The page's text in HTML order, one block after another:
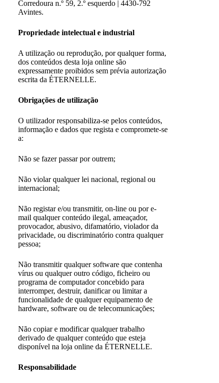
Corredoura n.º 59, 2.º esquerdo | 4430-792
Avintes.
Propriedade intelectual e industrial
A utilização ou reprodução, por qualquer forma,
dos conteúdos desta loja online são
expressamente proibidos sem prévia autorização
escrita da ÉTERNELLE.
Obrigações de utilização
O utilizador responsabiliza-se pelos conteúdos,
informação e dados que regista e compromete-se
a:
Não se fazer passar por outrem;
Não violar qualquer lei nacional, regional ou
internacional;
Não registar e/ou transmitir, on-line ou por e-
mail qualquer conteúdo ilegal, ameaçador,
provocador, abusivo, difamatório, violador da
privacidade, ou discriminatório contra qualquer
pessoa;
Não transmitir qualquer software que contenha
vírus ou qualquer outro código, ficheiro ou
programa de computador concebido para
interromper, destruir, danificar ou limitar a
funcionalidade de qualquer equipamento de
hardware, software ou de telecomunicações;
Não copiar e modificar qualquer trabalho
derivado de qualquer conteúdo que esteja
disponível na loja online da ÉTERNELLE.
Responsabilidade